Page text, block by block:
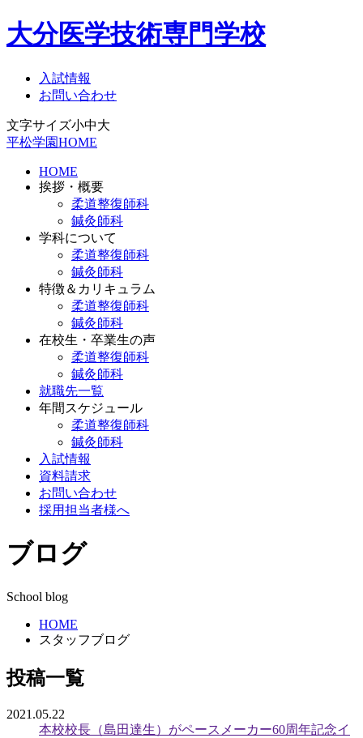
大分医学技術専門学校
入試情報
お問い合わせ
文字サイズ小中大
平松学園HOME
HOME
挨拶・概要
柔道整復師科
鍼灸師科
学科について
柔道整復師科
鍼灸師科
特徴＆カリキュラム
柔道整復師科
鍼灸師科
在校生・卒業生の声
柔道整復師科
鍼灸師科
就職先一覧
年間スケジュール
柔道整復師科
鍼灸師科
入試情報
資料請求
お問い合わせ
採用担当者様へ
ブログ
School blog
HOME
スタッフブログ
投稿一覧
2021.05.22
本校校長（島田達生）がペースメーカー60周年記念イ